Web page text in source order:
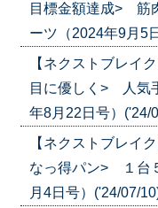
目標金額達成> 筋
ーツ（2024年9月5
【ネクストブレ
目に優しく> 人気
年8月22日号）('24/
【ネクストブレ
なっ得パン> １台
月4日号）('24/07/